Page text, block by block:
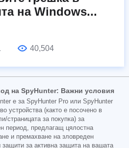
на Windows...
40,504
на SpyHunter: Важни условия
е за SpyHunter Pro или SpyHunter
устройства (както е посочено в
страницата за покупка) за
период, предлагащ цялостна
и премахване на зловреден
за активна защита на вашата